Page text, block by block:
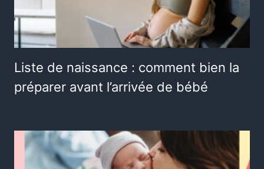
Liste de naissance : comment bien la
préparer avant l’arrivée de bébé